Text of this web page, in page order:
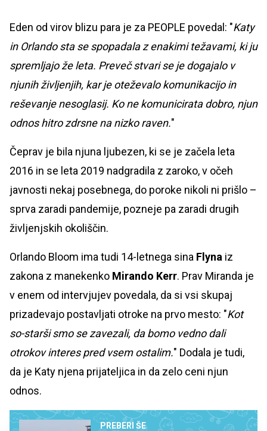
Eden od virov blizu para je za PEOPLE povedal: "Katy
in Orlando sta se spopadala z enakimi težavami, ki ju
spremljajo že leta. Preveč stvari se je dogajalo v
njunih življenjih, kar je oteževalo komunikacijo in
reševanje nesoglasij. Ko ne komunicirata dobro, njun
odnos hitro zdrsne na nizko raven."
Čeprav je bila njuna ljubezen, ki se je začela leta
2016 in se leta 2019 nadgradila z zaroko, v očeh
javnosti nekaj posebnega, do poroke nikoli ni prišlo –
sprva zaradi pandemije, pozneje pa zaradi drugih
življenjskih okoliščin.
Orlando Bloom ima tudi 14-letnega sina Flyna iz
zakona z manekenko Mirando Kerr. Prav Miranda je
v enem od intervjujev povedala, da si vsi skupaj
prizadevajo postavljati otroke na prvo mesto: "Kot
so-starši smo se zavezali, da bomo vedno dali
otrokov interes pred vsem ostalim." Dodala je tudi,
da je Katy njena prijateljica in da zelo ceni njun
odnos.
PREBERI ŠE